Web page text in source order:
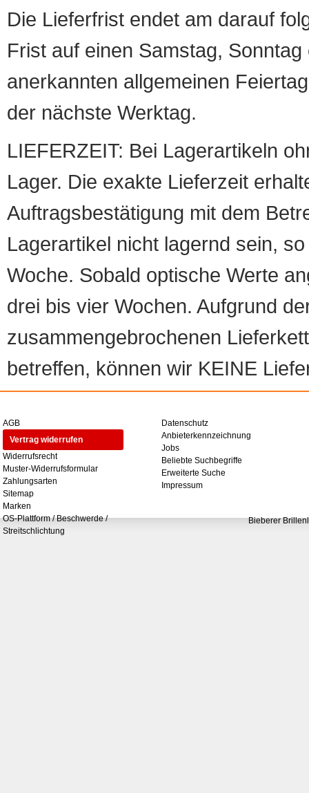
Die Lieferfrist endet am darauf
Frist auf einen Samstag,
anerkannten allgemeinen
der nächste Werktag.
LIEFERZEIT: Bei Lagerartikeln
Lager. Die exakte Lieferzeit
Auftragsbestätigung mit dem
Lagerartikel nicht lagernd sein,
Woche. Sobald optische Werte
drei bis vier Wochen. Aufgrund
zusammengebrochenen
betreffen, können wir KEINE
AGB
Vertrag widerrufen
Widerrufsrecht
Muster-Widerrufsformular
Zahlungsarten
Sitemap
Marken
OS-Plattform / Beschwerde /
Streitschlichtung
Datenschutz
Anbieterkennzeichnung
Jobs
Beliebte Suchbegriffe
Erweiterte Suche
Impressum
Bieberer